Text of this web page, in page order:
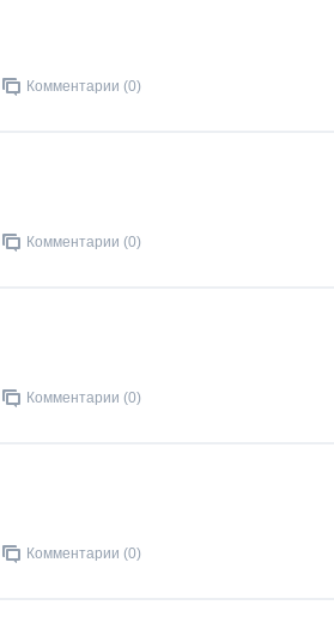
Комментарии (0)
Комментарии (0)
Комментарии (0)
Комментарии (0)